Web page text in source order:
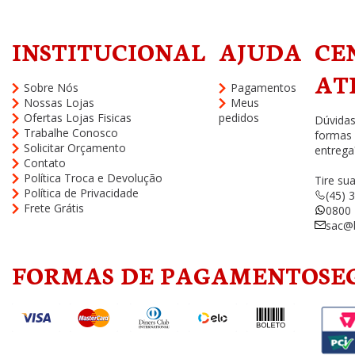
INSTITUCIONAL
Sobre Nós
Nossas Lojas
Ofertas Lojas Fisicas
Trabalhe Conosco
Solicitar Orçamento
Contato
Política Troca e Devolução
Política de Privacidade
Frete Grátis
AJUDA
Pagamentos
Meus
pedidos
formas
Tire
(45)
0800
FORMAS DE PAGAMENTO